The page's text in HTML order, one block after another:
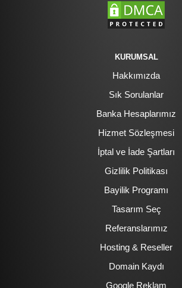
KURUMSAL
Hakkımızda
Sık Sorulanlar
Banka Hesaplarımız
Hizmet Sözleşmesi
İptal ve İade Şartları
Gizlilik Politikası
Bayilik Programı
Tasarım Seç
Referanslarımız
Hosting & Reseller
Domain Kaydı
Google Reklam